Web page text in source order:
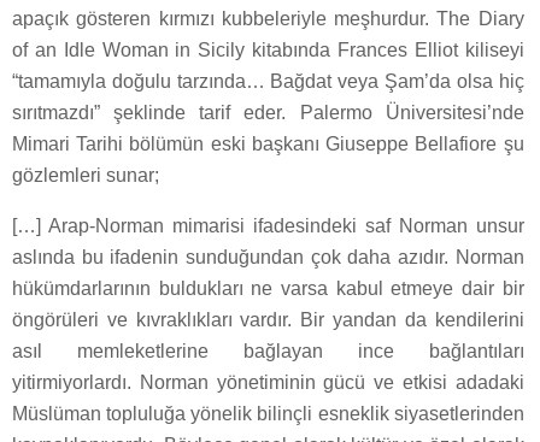
apaçık gösteren kırmızı kubbeleriyle meşhurdur. The Diary
of an Idle Woman in Sicily kitabında Frances Elliot kiliseyi
“tamamıyla doğulu tarzında… Bağdat veya Şam’da olsa hiç
sırıtmazdı” şeklinde tarif eder. Palermo Üniversitesi’nde
Mimari Tarihi bölümün eski başkanı Giuseppe Bellafiore şu
gözlemleri sunar;
[…] Arap-Norman mimarisi ifadesindeki saf Norman unsur
aslında bu ifadenin sunduğundan çok daha azıdır. Norman
hükümdarlarının buldukları ne varsa kabul etmeye dair bir
öngörüleri ve kıvraklıkları vardır. Bir yandan da kendilerini
asıl memleketlerine bağlayan ince bağlantıları
yitirmiyorlardı. Norman yönetiminin gücü ve etkisi adadaki
Müslüman topluluğa yönelik bilinçli esneklik siyasetlerinden